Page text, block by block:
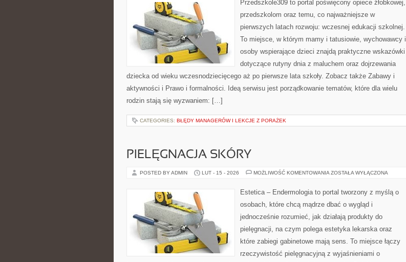
Przedszkole309 to portal poświęcony opiece żłobkowej,
przedszkolom oraz temu, co najważniejsze w
pierwszych latach rozwoju: wczesnej edukacji szkolnej.
To miejsce, w którym mamy i tatusiowie, wychowawcy i
osoby wspierające dzieci znajdą praktyczne wskazówki
dotyczące rutyny dnia z maluchem oraz dojrzewania
dziecka od wieku wczesnodziecięcego aż po pierwsze lata szkoły. Zobacz także Zabawy i
aktywności i Prawo i formalności. Ideą serwisu jest porządkowanie tematów, które dla wielu
rodzin stają się wyzwaniem: […]
CATEGORIES: BŁĘDY MANAGERÓW I LEKCJE Z PORAŻEK
PIELĘGNACJA SKÓRY
POSTED BY ADMIN LUT - 15 - 2026 MOŻLIWOŚĆ KOMENTOWANIA PIELĘGNACJA
ZOSTAŁA WYŁĄCZONA
Estetica – Endermologia to portal tworzony z myślą o
osobach, które chcą mądrze dbać o wygląd i
jednocześnie rozumieć, jak działają produkty do
pielęgnacji, na czym polega estetyka lekarska oraz
które zabiegi gabinetowe mają sens. To miejsce łączy
rzeczywistość pielęgnacyjną z wyjaśnieniami o